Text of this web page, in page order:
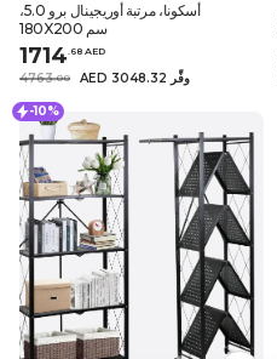
أسكونا، مرتبة أوريجينال برو 5.0،
180X200 سم
1714.68 AED
4763.00 AED 3048.32 وفِّر
-10%